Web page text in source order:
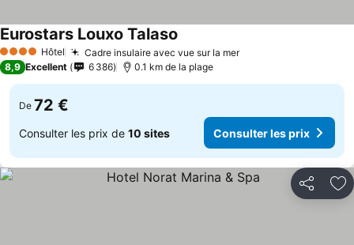
4 Étoiles Hôtel Cadre insulaire avec vue sur la merConsulter les prix
Eurostars Louxo Talaso
8,9 Excellent 6 386 0.1 km de la plage
De 72 €
Consulter les prix de 10 sites Consulter les prix
Partager